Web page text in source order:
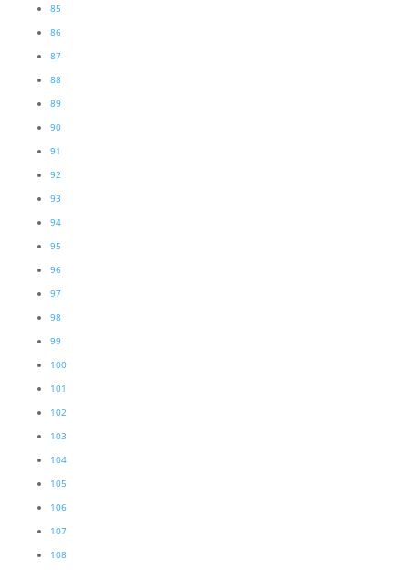
85
86
87
88
89
90
91
92
93
94
95
96
97
98
99
100
101
102
103
104
105
106
107
108